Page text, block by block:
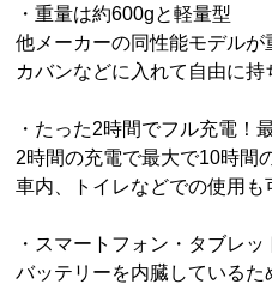
・重量は約600gと軽量型
他メーカーの同性能モデルが
カバンなどに入れて自由に持
・たった2時間でフル充電！
2時間の充電で最大で10時間
車内、トイレなどでの使用も
・スマートフォン・タブレ
バッテリーを内臓している